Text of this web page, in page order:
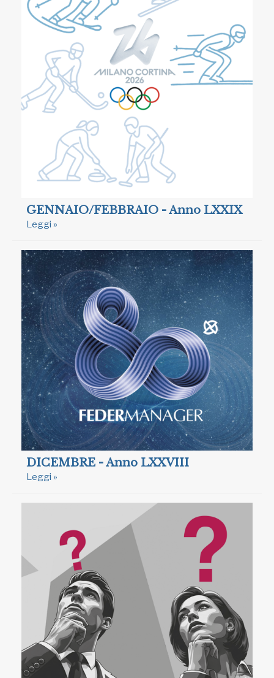
GENNAIO/FEBBRAIO - Anno LXXIX
Leggi »
DICEMBRE - Anno LXXVIII
Leggi »